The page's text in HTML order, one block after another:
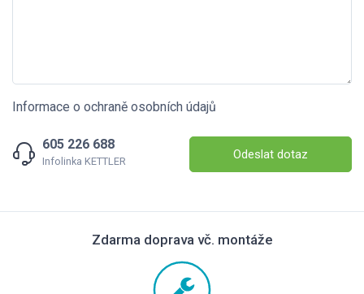
Informace o ochraně osobních údajů
605 226 688
Infolinka KETTLER Odeslat dotaz
Zdarma doprava vč. montáže